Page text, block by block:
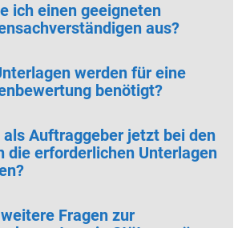
ich einen geeigneten
aus?
werden für eine
benötigt?
als Auftraggeber jetzt bei den
die erforderlichen Unterlagen
Fragen zur